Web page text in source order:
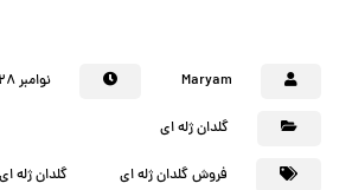
Maryam نوامبر ۲۸, ۲۰۲۰
گلدان ژله ای
فروش گلدان ژله ای گلدان ژله